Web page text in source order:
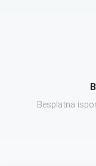
Besplatna